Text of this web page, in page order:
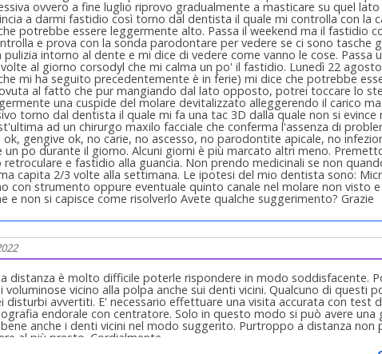
ovvero a fine luglio riprovo gradualmente a masticare su quel
a darmi fastidio così torno dal dentista il quale mi controlla con la
potrebbe essere leggermente alto. Passa il weekend ma il fastidio
e prova con la sonda parodontare per vedere se ci sono tasche
pulizia intorno al dente e mi dice di vedere come vanno le cose. Passa
al giorno corsodyl che mi calma un po' il fastidio. Lunedì 22
mi ha seguito precedentemente è in ferie) mi dice che potrebbe
al fatto che pur mangiando dal lato opposto, potrei toccare lo
una cuspide del molare devitalizzato alleggerendo il carico
torno dal dentista il quale mi fa una tac 3D dalla quale non si evince
ad un chirurgo maxilo facciale che conferma l'assenza di
ok, gengive ok, no carie, no ascesso, no parodontite apicale, no
un po durante il giorno. Alcuni giorni è più marcato altri meno.
e fastidio alla guancia. Non prendo medicinali se non
capita 2/3 volte alla settimana. Le ipotesi del mio dentista sono:
con strumento oppure eventuale quinto canale nel molare non visto
e non si capisce come risolverlo Avete qualche suggerimento? Grazie
distanza è molto difficile poterle rispondere in modo soddisfacente.
voluminose vicino alla polpa anche sui denti vicini. Qualcuno di questi
disturbi avvertiti. E' necessario effettuare una visita accurata con test
endorale con centratore. Solo in questo modo si può avere una
anche i denti vicini nel modo suggerito. Purtroppo a distanza non
al più presto. Cordialmente